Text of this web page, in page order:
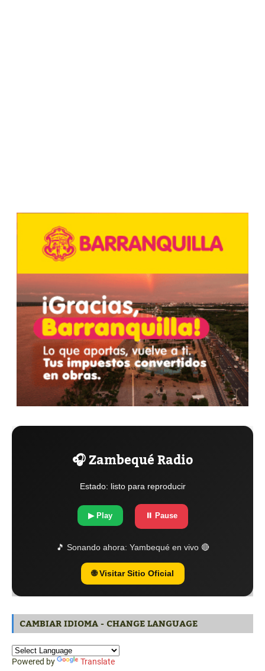
🎧 Zambequé Radio
Estado: listo para reproducir
▶ Play ⏸ Pause
🎵 Sonando ahora: Yambequé en vivo 🔴
🌐 Visitar Sitio Oficial
CAMBIAR IDIOMA - CHANGE LANGUAGE
Powered by Translate